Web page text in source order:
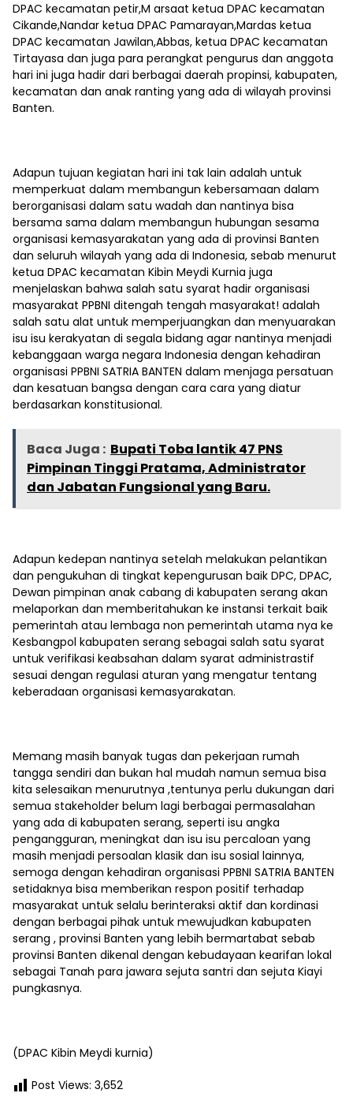
DPAC kecamatan petir,M arsaat ketua DPAC kecamatan
Cikande,Nandar ketua DPAC Pamarayan,Mardas ketua
DPAC kecamatan Jawilan,Abbas, ketua DPAC kecamatan
Tirtayasa dan juga para perangkat pengurus dan anggota
hari ini juga hadir dari berbagai daerah propinsi, kabupaten,
kecamatan dan anak ranting yang ada di wilayah provinsi
Banten.
Adapun tujuan kegiatan hari ini tak lain adalah untuk
memperkuat dalam membangun kebersamaan dalam
berorganisasi dalam satu wadah dan nantinya bisa
bersama sama dalam membangun hubungan sesama
organisasi kemasyarakatan yang ada di provinsi Banten
dan seluruh wilayah yang ada di Indonesia, sebab menurut
ketua DPAC kecamatan Kibin Meydi Kurnia juga
menjelaskan bahwa salah satu syarat hadir organisasi
masyarakat PPBNI ditengah tengah masyarakat! adalah
salah satu alat untuk memperjuangkan dan menyuarakan
isu isu kerakyatan di segala bidang agar nantinya menjadi
kebanggaan warga negara Indonesia dengan kehadiran
organisasi PPBNI SATRIA BANTEN dalam menjaga persatuan
dan kesatuan bangsa dengan cara cara yang diatur
berdasarkan konstitusional.
Baca Juga : Bupati Toba lantik 47 PNS
Pimpinan Tinggi Pratama, Administrator
dan Jabatan Fungsional yang Baru.
Adapun kedepan nantinya setelah melakukan pelantikan
dan pengukuhan di tingkat kepengurusan baik DPC, DPAC,
Dewan pimpinan anak cabang di kabupaten serang akan
melaporkan dan memberitahukan ke instansi terkait baik
pemerintah atau lembaga non pemerintah utama nya ke
Kesbangpol kabupaten serang sebagai salah satu syarat
untuk verifikasi keabsahan dalam syarat administrastif
sesuai dengan regulasi aturan yang mengatur tentang
keberadaan organisasi kemasyarakatan.
Memang masih banyak tugas dan pekerjaan rumah
tangga sendiri dan bukan hal mudah namun semua bisa
kita selesaikan menurutnya ,tentunya perlu dukungan dari
semua stakeholder belum lagi berbagai permasalahan
yang ada di kabupaten serang, seperti isu angka
pengangguran, meningkat dan isu isu percaloan yang
masih menjadi persoalan klasik dan isu sosial lainnya,
semoga dengan kehadiran organisasi PPBNI SATRIA BANTEN
setidaknya bisa memberikan respon positif terhadap
masyarakat untuk selalu berinteraksi aktif dan kordinasi
dengan berbagai pihak untuk mewujudkan kabupaten
serang , provinsi Banten yang lebih bermartabat sebab
provinsi Banten dikenal dengan kebudayaan kearifan lokal
sebagai Tanah para jawara sejuta santri dan sejuta Kiayi
pungkasnya.
(DPAC Kibin Meydi kurnia)
Post Views: 3,652